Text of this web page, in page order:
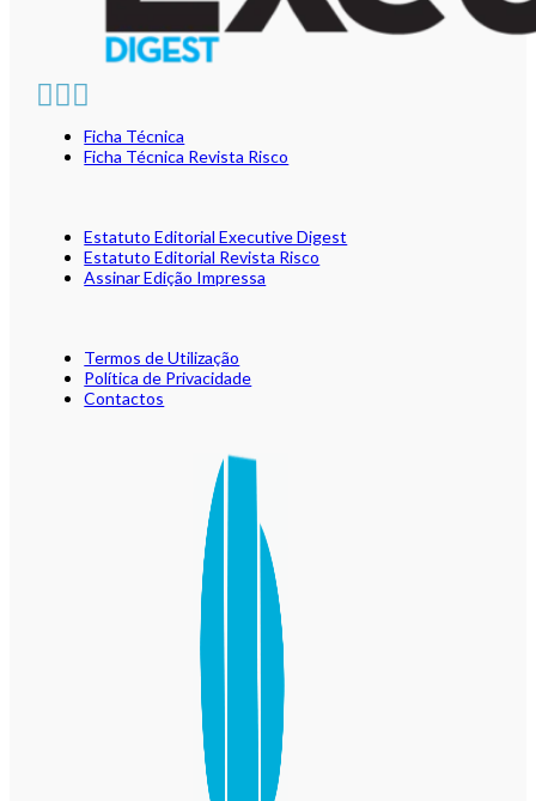
Ficha Técnica
Ficha Técnica Revista Risco
Estatuto Editorial Executive Digest
Estatuto Editorial Revista Risco
Assinar Edição Impressa
Termos de Utilização
Política de Privacidade
Contactos